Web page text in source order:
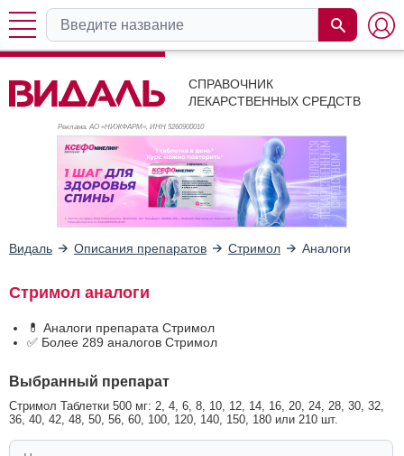
СПРАВОЧНИК
ЛЕКАРСТВЕННЫХ СРЕДСТВ
Реклама. АО «НИЖФАРМ», ИНН 5260900010
Видаль Описания препаратов Стримол Аналоги
Стримол аналоги
💊 Аналоги препарата Стримол
✅ Более 289 аналогов Стримол
Выбранный препарат
Стримол Таблетки 500 мг: 2, 4, 6, 8, 10, 12, 14, 16, 20, 24, 28, 30, 32,
36, 40, 42, 48, 50, 56, 60, 100, 120, 140, 150, 180 или 210 шт.